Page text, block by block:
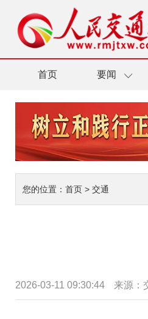
首页 要闻
您的位置： 首页 > 交通
2026-03-11 09:30:44 来源：